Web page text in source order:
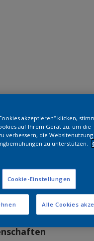
akzeptieren“ klicken,
auf Ihrem Gerät zu, um die
verbessern, die
zu unterstützen.
Cookie-Einstellungen
Alle Cookies